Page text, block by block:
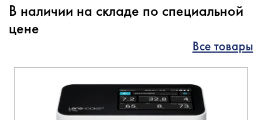
В наличии на складе по специальной
цене
Все товары